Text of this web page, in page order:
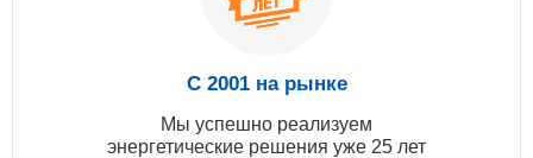
С 2001 на рынке
Мы успешно реализуем
энергетические решения уже 25 лет